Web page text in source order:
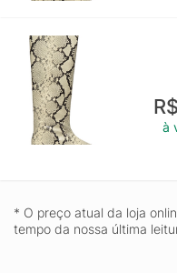
à
* O preço atual da loja
tempo da nossa última